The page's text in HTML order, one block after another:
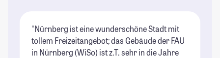
"Nürnberg ist eine wunderschöne Stadt mit
tollem Freizeitangebot; das Gebäude der FAU
in Nürnberg (WiSo) ist z.T. sehr in die Jahre